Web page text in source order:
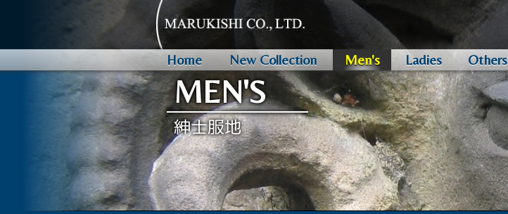
Home New Collection Men's
HARRISONS
欧州の王侯貴族をはじめとする世界中のVIPから愛されてきた、最高級
服地の代名詞的ブランドです。
SMITH WOOLLENS
ロンドンのゴールデンスクエアで創業された名門マーチャントです。
PORTER & HARDING
英国紳士のカントリーライフに欠かせない、強く暖かいツイードが有名
です。
SCHOFIELD & SMITH
1904年、ハダースフィールドで創業された名門マニュファクチャラーで
す。
WILLIAM BLISS
1872年創業の名門ツイードブランドが現代に甦りました。
HARRIS TWEED
ざっくりとして肉厚で素朴な風合いのハリスツイードは、現在も昔なが
らの製法で熟練職人によって織り上げられています。
VITALE BARBERIS CANONICO
クオリティとコストパフォーマンスの高さで群を抜く、イタリアを代表
する総合ミルです。
MAISON HELLARD
「仏ノルマンディー産の高品質リネン」と「伊エキスパートによる製
織」のマリアージュによる、ユニークなリネンコレクションが注目され
ています。
PARKOUR
「アクティブ & コンフォート」をキーワードにした、新時代のビジネ
スウェア向けの高機能ファブリックブランドです。
Ladies
CARNET
卓越したデザイン力と企画力で高い評価を受けている、イタリアを代表
するマーチャントです。
JAKOB SCHLAEPFER
スイスの歴史ある刺繍服地メーカー。伝統の技術と、最新のテクノロジ
ーを融合させたものづくりが強みです。
OTHERS
その他の取り扱い服地ブランドです。
Others
ALBENI 1905
生地と芯地にこだわり、アルティジャンのハンドワークで作られるモダ
ンでエレガントなタイの数々。
JOHNSTONS OF ELGIN
1797年創業。ロイヤルワラント（英国王室御用達証）を授かる、カシミ
ア服地・製品の名門ブランドです。
HILLBRUSH
英国生まれのブラシメーカー「ヒルブラシ」。王室御用達のクオリティ
と洗練されたデザインで、クリーニングやメンテナンスがもっと快適に
なります。
SOUTHCOMBE
"MADE IN ENGLAND"にこだわり続ける、1847年創業の名門グローブフ
ァクトリー。
ABOUT WOOL
身近なウールのちょっとした豆知識をお教えします。
MEN'S
紳士服地